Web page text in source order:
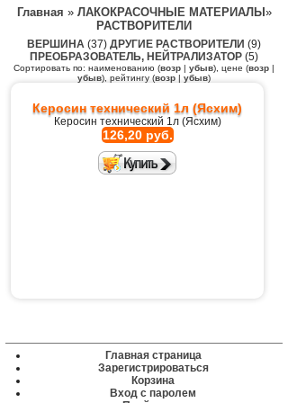
Главная » ЛАКОКРАСОЧНЫЕ МАТЕРИАЛЫ »
РАСТВОРИТЕЛИ
ВЕРШИНА (37) ДРУГИЕ РАСТВОРИТЕЛИ (9)
ПРЕОБРАЗОВАТЕЛЬ, НЕЙТРАЛИЗАТОР (5)
Сортировать по: наименованию (возр | убыв), цене (возр |
убыв), рейтингу (возр | убыв)
Керосин технический 1л (Ясхим)
Керосин технический 1л (Ясхим)
126,20 руб.
Главная страница
Зарегистрироваться
Корзина
Вход с паролем